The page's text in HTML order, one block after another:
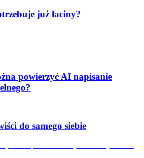
już łaciny?
powierzyć AI napisanie
do samego siebie